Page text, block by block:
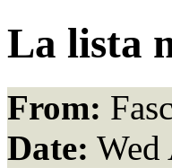
La lista
From:
Date: Wed